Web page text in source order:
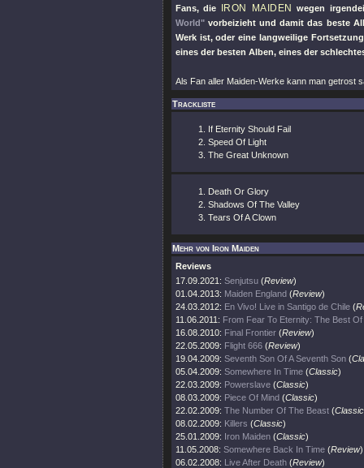
Fans, die
IRON MAIDEN
wegen
World" vorbeizieht und damit das beste
Werk ist, oder eine langweilige
eines der besten Alben, eines der
Als Fan aller Maiden-Werke kann man getrost
Trackliste
If Eternity Should Fail
Speed Of Light
The Great Unknown
Death Or Glory
Shadows Of The Valley
Tears Of A Clown
Mehr von Iron Maiden
Reviews
17.09.2021: Senjutsu (Review)
01.04.2013: Maiden England (Review)
24.03.2012: En Vivo! Live in Santigo de Chile (
11.06.2011: From Fear To Eternity: The Best
16.08.2010: Final Frontier (Review)
22.05.2009: Flight 666 (Review)
19.04.2009: Seventh Son Of A Seventh Son (
05.04.2009: Somewhere In Time (Classic)
22.03.2009: Powerslave (Classic)
08.03.2009: Piece Of Mind (Classic)
22.02.2009: The Number Of The Beast (Classic
08.02.2009: Killers (Classic)
25.01.2009: Iron Maiden (Classic)
11.05.2008: Somewhere Back In Time (Review)
06.02.2008: Live After Death (Review)